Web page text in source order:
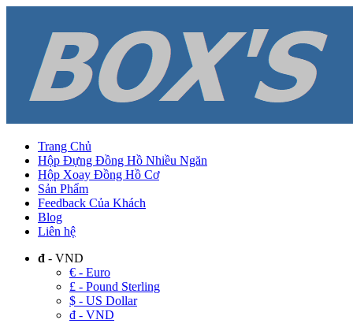
Trang Chủ
Hộp Đựng Đồng Hồ Nhiều Ngăn
Hộp Xoay Đồng Hồ Cơ
Sản Phẩm
Feedback Của Khách
Blog
Liên hệ
đ - VND
€ - Euro
£ - Pound Sterling
$ - US Dollar
đ - VND